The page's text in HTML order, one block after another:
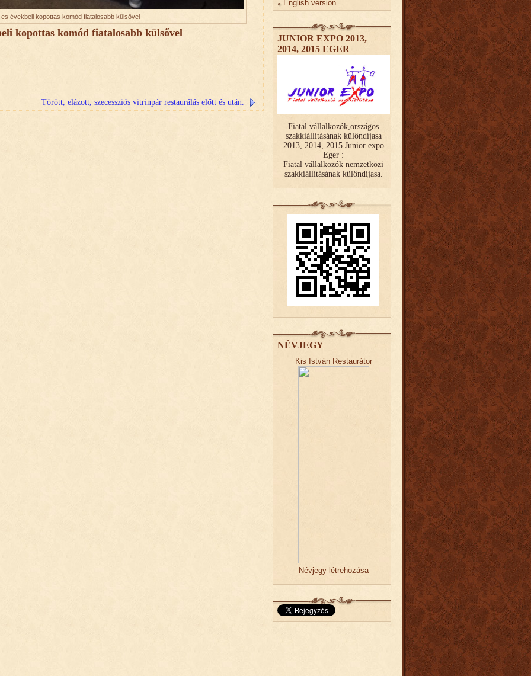
es évekbeli kopottas komód fiatalosabb külsővel
kopottas komód fiatalosabb külsővel
Törött, elázott, szecessziós vitrinpár restaurálás előtt és után.
English version
JUNIOR EXPO 2013,
2014, 2015 EGER
Fiatal vállalkozók,országos
szakkiállításának különdíjasa
2013, 2014, 2015 Junior expo
Eger :
Fiatal vállalkozók nemzetközi
szakkiállításának különdíjasa.
NÉVJEGY
Kis István Restaurátor
Névjegy létrehozása